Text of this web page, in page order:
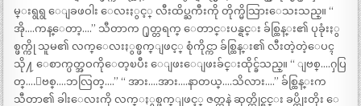
မ္းရွရွ ေျခဖဝါး ေလးႏွင့္ လီးထိပ္ႀကီးကို တိုက္မိသြားေသးသည္။ “
အို….ကန္ေတာ့….” သီတာက ႐ုတ္တရက္ ေတာင္းပန္ရင္း ခ်စ္ထြန္း၏ ပုခုံးႏွ
စ္ဖက္ကို သူမ၏ လက္ေလးႏွစ္ဖက္ျဖင့္ စုံကိုင္ကာ ခ်စ္ထြန္း၏ လီးတဲ့တဲ့ေပၚ
သို႔ ေစာက္ပတ္အဝကိုေတ့ၿပီး ေျဖးေျဖးခ်င္းထိုင္ခ်သည္။ “ ျဗစ္….ႁပြ
တ္….ျဗစ္….ဘလြတ္….” “ အား….အား….နာတယ္….သိလား….” ခ်စ္ထြန္းက
သီတာ၏ ခါးေလးကို လက္ႏွစ္ဖက္ျဖင့္ ဇတ္ကနဲ ဆုတ္ကိုင္ရင္း ခပ္တိုးတိုး ေ